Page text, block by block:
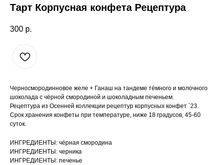
Тарт Корпусная конфета Рецептура
300 р.
Черносмородинновое желе + Ганаш на тандеме тёмного и молочного
шоколада с чёрной смородиной и шоколадным печеньем.
Рецептура из Осенней коллекции рецептур корпусных конфет `23.
Срок хранения конфеты при температуре, ниже 18 градусов, 45-60
суток.
ИНГРЕДИЕНТЫ: чёрная смородина
ИНГРЕДИЕНТЫ: черника
ИНГРЕДИЕНТЫ: печенье